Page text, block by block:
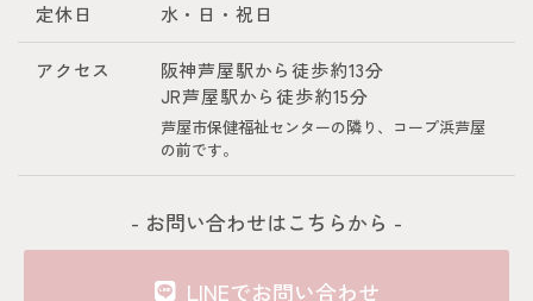
定休日 水・日・祝日
アクセス
阪神芦屋駅から徒歩約13分
JR芦屋駅から徒歩約15分
芦屋市保健福祉センターの隣り、コープ浜芦屋
の前です。
- お問い合わせはこちらから -
LINEでお問い合わせ